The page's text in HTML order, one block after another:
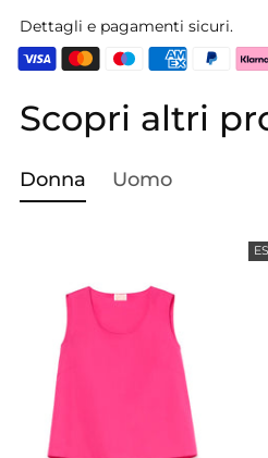
Dettagli e pagamenti sicuri.
Aggiungere
un
al
Scopri altri
Donna Uomo